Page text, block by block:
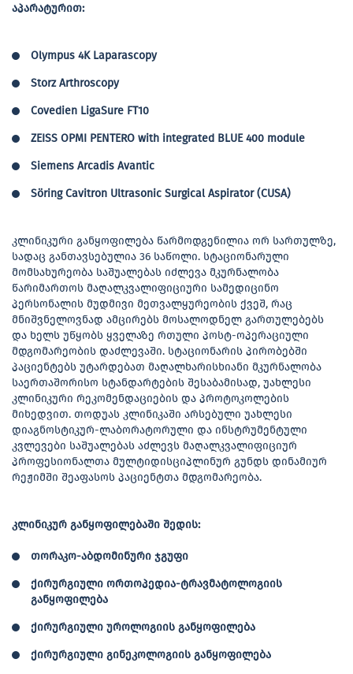
აპარატურით:
Olympus 4K Laparascopy
Storz Arthroscopy
Covedien LigaSure FT10
ZEISS OPMI PENTERO with integrated BLUE 400 module
Siemens Arcadis Avantic
Söring Cavitron Ultrasonic Surgical Aspirator (CUSA)
კლინიკური განყოფილება წარმოდგენილია ორ სართულზე,
სადაც განთავსებულია 36 საწოლი. სტაციონარული
მომსახურეობა საშუალებას იძლევა მკურნალობა
წარიმართოს მაღალკვალიფიციური სამედიცინო
პერსონალის მუდმივი მეთვალყურეობის ქვეშ, რაც
მნიშვნელოვნად ამცირებს მოსალოდნელ გართულებებს
და ხელს უწყობს ყველაზე რთული პოსტ-ოპერაციული
მდგომარეობის დაძლევაში. სტაციონარის პირობებში
პაციენტებს უტარდებათ მაღალხარისხიანი მკურნალობა
საერთაშორისო სტანდარტების შესაბამისად, უახლესი
კლინიკური რეკომენდაციების და პროტოკოლების
მიხედვით. თოდუას კლინიკაში არსებული უახლესი
დიაგნოსტიკურ-ლაბორატორული და ინსტრუმენტული
კვლევები საშუალებას აძლევს მაღალკვალიფიციურ
პროფესიონალთა მულტიდისციპლინურ გუნდს დინამიურ
რეჟიმში შეაფასოს პაციენტთა მდგომარეობა.
კლინიკურ განყოფილებაში შედის:
თორაკო-აბდომინური ჯგუფი
ქირურგიული ორთოპედია-ტრავმატოლოგიის
განყოფილება
ქირურგიული უროლოგიის განყოფილება
ქირურგიული გინეკოლოგიის განყოფილება